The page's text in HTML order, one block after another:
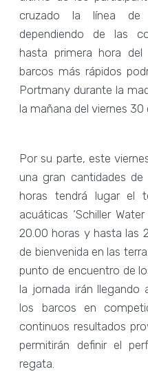
cruzado la línea de
dependiendo de las
hasta primera hora
barcos más rápidos
Portmany durante la
la mañana del viernes 30
Por su parte, este
una gran cantidades de
horas tendrá lugar el
acuáticas ‘Schiller
20.00 horas y hasta las
de bienvenida en las
punto de encuentro de
la jornada irán
los barcos en
continuos resultados
permitirán definir el
regata.